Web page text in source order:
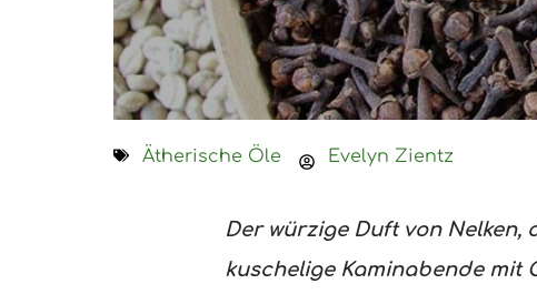
Ätherische Öle Evelyn Zientz
Der würzige Duft von Nelken,
kuschelige Kaminabende mit